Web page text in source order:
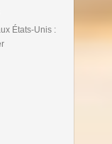
États-Unis :